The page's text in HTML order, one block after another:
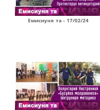
Емисиуня та - 17/02/24